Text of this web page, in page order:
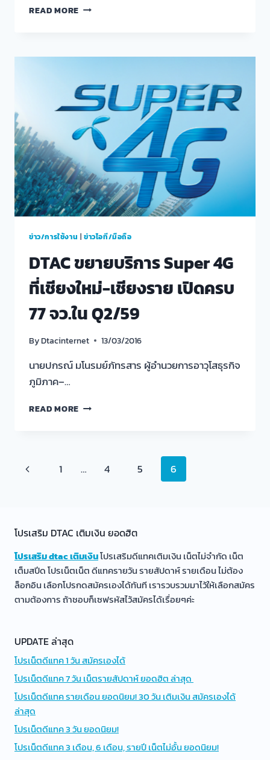
READ MORE บริการ
แฮปปี้
แทค
สมัคร
เลย!!
ข่าว/การใช้งาน ข่าวไอที/มือถือ
DTAC ขยายบริการ Super 4G
ที่เชียงใหม่-เชียงราย เปิดครบ
77 จว.ใน Q2/59
ByDtacinternet 13/03/2016
นายปกรณ์ มโนรมย์ภัทรสาร ผู้อำนวยการอาวุโสธุรกิจ
ภูมิภาค–…
READ MORE DTAC
ที่
77
Q2/59
Page
Previous1 … 4 5 6
โปรเสริม DTAC เติมเงิน ยอดฮิต
โปรเสริม dtac เติมเงินโปรเสริมดีแทคเติมเงิน เน็ตไม่จำกัด เน็ต
เต็มสปีด โปรเน็ตเน็ต ดีแทครายวัน รายสัปดาห์ รายเดือน ไม่ต้อง
ล็อกอิน เลือกโปรกดสมัครเองได้ทันที เรารวบรวมมาไว้ให้เลือกสมัคร
ตามต้องการ ถ้าชอบก็เซฟรหัสไว้สมัครได้เรื่อยๆค่ะ
UPDATE ล่าสุด
โปรเน็ตดีแทค 1 วัน สมัครเองได้
โปรเน็ตดีแทค 7 วัน เน็ตรายสัปดาห์ ยอดฮิต ล่าสุด
โปรเน็ตดีแทค รายเดือน ยอดนิยม! 30 วัน เติมเงิน สมัครเองได้
ล่าสุด
โปรเน็ตดีแทค 3 วัน ยอดนิยม!
โปรเน็ตดีแทค 3 เดือน, 6 เดือน, รายปี เน็ตไม่อั้น ยอดนิยม!